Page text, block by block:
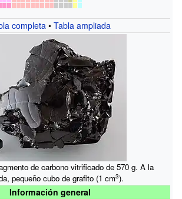
completa •Tabla ampliada
de carbono vitrificado de 570 g. A la
pequeño cubo de grafito (1 cm3).
Información general